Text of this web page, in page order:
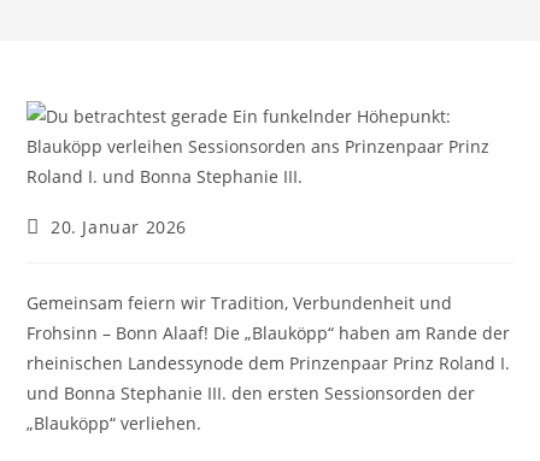
Beitrag
20. Januar 2026
Gemeinsam feiern wir Tradition, Verbundenheit und
Frohsinn – Bonn Alaaf! Die „Blauköpp“ haben am Rande der
rheinischen Landessynode dem Prinzenpaar Prinz Roland I.
und Bonna Stephanie III. den ersten Sessionsorden der
„Blauköpp“ verliehen.